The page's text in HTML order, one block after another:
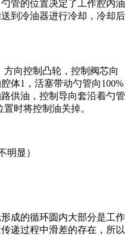
管的位置决定了工作腔内油
到冷油器进行冷却，冷却后
方向控制凸轮，控制阀芯向
体1，活塞带动勺管向100%
供油，控制导向套沿着勺管
时将控制油关掉。
明显）
成的循环圆内大部分是工作
递过程中滑差的存在，所以